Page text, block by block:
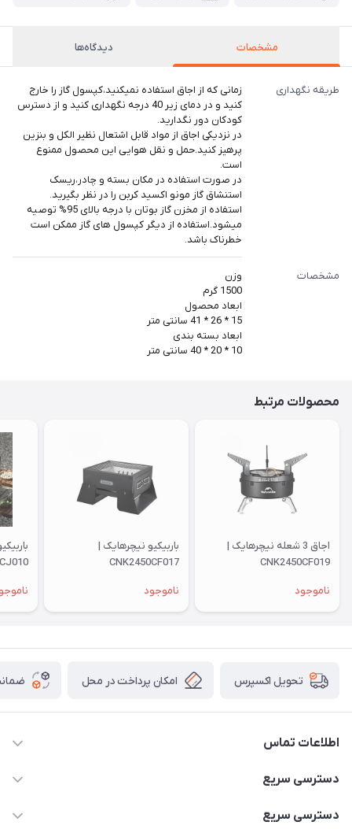
مشخصات دیدگاه‌ها
طریقه نگهداری
زمانی که از اجاق استفاده نمیکنید،کپسول گاز را خارج
کنید و در دمای زیر 40 درجه نگهداری کنید و از دسترس
کودکان دور نگدارید.
در نزدیکی اجاق از مواد قابل اشتعال نظیر الکل و بنزین
پرهیز کنید.حمل و نقل هوایی این محصول ممنوع
است.
در صورت استفاده در مکان بسته و چادر،ریسک
استنشاق گاز مونو اکسید کربن را در نظر بگیرید.
استفاده از مخزن گاز بوتان با درجه بالای 95% توصیه
میشود.استفاده از دیگر کپسول های گاز ممکن است
خطرناک باشد.
مشخصات
وزن
1500 گرم
ابعاد محصول
15 * 26 * 41 سانتی متر
ابعاد بسته بندی
10 * 20 * 40 سانتی متر
محصولات مرتبط
اجاق 3 شعله نیچرهایک |
CNK2450CF019
ناموجود
باربیکیو نیچرهایک |
CNK2450CF017
ناموجود
تحویل اکسپرس امکان پرداخت در محل
اطلاعات تماس
۰۹۳۵۶۰۴۰۳۶۵
دسترسی سریع
اسکیت فلایینگ ایگل
دسترسی سریع